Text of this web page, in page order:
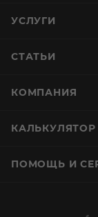
УСЛУГИ
СТАТЬИ
КОМПАНИЯ
ПОМОЩЬ И